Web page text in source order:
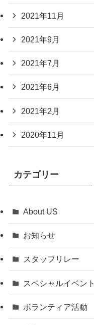
2021年11月
2021年9月
2021年7月
2021年6月
2021年2月
2020年11月
カテゴリー
About US
お知らせ
スタッフリレー
スペシャルイベント
ボランティア活動